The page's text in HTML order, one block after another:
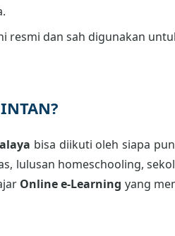
resmi dan sah digunakan
bisa diikuti oleh siapa
lulusan homeschooling,
Online e-Learning yang